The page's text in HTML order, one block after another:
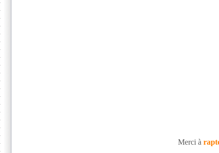
Merci à